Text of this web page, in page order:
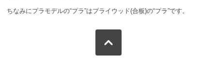
ちなみにプラモデルの“プラ”はプライウッド(合板)の“プラ”です。